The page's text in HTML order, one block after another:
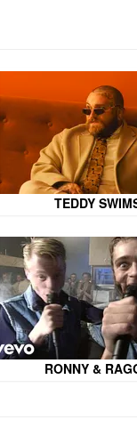
TEDDY
RONNY &